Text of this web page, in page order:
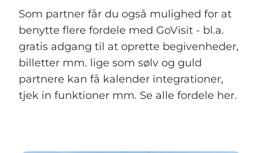
Om Destination Himmerland
Som partner får du også mulighed for at
benytte flere fordele med GoVisit - bl.a.
gratis adgang til at oprette begivenheder,
billetter mm. lige som sølv og guld
partnere kan få kalender integrationer,
tjek in funktioner mm. Se alle fordele her.